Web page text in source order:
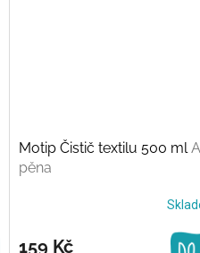
Motip Čistič textilu 500 ml
pěna
159 Kč